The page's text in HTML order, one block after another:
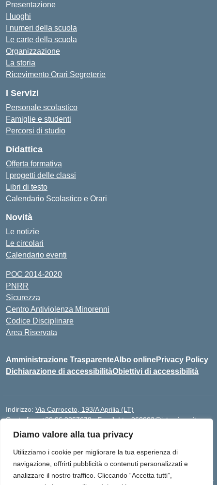
Diamo valore alla tua privacy
Utilizziamo i cookie per migliorare la tua esperienza di
navigazione, offrirti pubblicità o contenuti personalizzati e
analizzare il nostro traffico. Cliccando “Accetta tutti”,
Presentazione
I luoghi
I numeri della scuola
Le carte della scuola
Organizzazione
La storia
Ricevimento Orari Segreterie
I Servizi
Personale scolastico
Famiglie e studenti
Percorsi di studio
Didattica
Offerta formativa
I progetti delle classi
Libri di testo
Calendario Scolastico e Orari
Novità
Le notizie
Le circolari
Calendario eventi
POC 2014-2020
PNRR
Sicurezza
Centro Antiviolenza Minorenni
Codice Disciplinare
Area Riservata
Amministrazione TrasparenteAlbo onlinePrivacy Policy
Dichiarazione di accessibilitàObiettivi di accessibilità
Indirizzo: Via Carroceto, 193/A Aprilia (LT)
Centralino:+39 06 9257678 Email:Ltps060002@istruzione.it
Posta elettronica certificata (PEC):Ltps060002@pec.istruzione.it
Codice meccanografico:
LTPS060002